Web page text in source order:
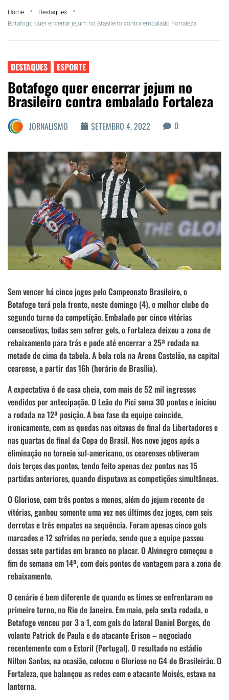
FLA Araru 2026
Região dos Lagos
Agenda Cultural
Colunistas
Matérias Exclusivas
Home
Destaques
Botafogo quer encerrar jejum no Brasileiro contra embalado Fortaleza
DESTAQUES ESPORTE
Botafogo quer encerrar jejum no
Brasileiro contra embalado Fortaleza
JORNALISMO SETEMBRO 4, 2022 0
Sem vencer há cinco jogos pelo Campeonato Brasileiro, o
Botafogo terá pela frente, neste domingo (4), o melhor clube do
segundo turno da competição. Embalado por cinco vitórias
consecutivas, todas sem sofrer gols, o Fortaleza deixou a zona de
rebaixamento para trás e pode até encerrar a 25ª rodada na
metade de cima da tabela. A bola rola na Arena Castelão, na capital
cearense, a partir das 16h (horário de Brasília).
A expectativa é de casa cheia, com mais de 52 mil ingressos
vendidos por antecipação. O Leão do Pici soma 30 pontos e iniciou
a rodada na 12ª posição. A boa fase da equipe coincide,
ironicamente, com as quedas nas oitavas de final da Libertadores e
nas quartas de final da Copa do Brasil. Nos nove jogos após a
eliminação no torneio sul-americano, os cearenses obtiveram
dois terços dos pontos, tendo feito apenas dez pontos nas 15
partidas anteriores, quando disputava as competições simultâneas.
O Glorioso, com três pontos a menos, além do jejum recente de
vitórias, ganhou somente uma vez nos últimos dez jogos, com seis
derrotas e três empates na sequência. Foram apenas cinco gols
marcados e 12 sofridos no período, sendo que a equipe passou
dessas sete partidas em branco no placar. O Alvinegro começou o
fim de semana em 14º, com dois pontos de vantagem para a zona de
rebaixamento.
O cenário é bem diferente de quando os times se enfrentaram no
primeiro turno, no Rio de Janeiro. Em maio, pela sexta rodada, o
Botafogo venceu por 3 a 1, com gols do lateral Daniel Borges, do
volante Patrick de Paula e do atacante Erison – negociado
recentemente com o Estoril (Portugal). O resultado no estádio
Nilton Santos, na ocasião, colocou o Glorioso no G4 do Brasileirão. O
Fortaleza, que balançou as redes com o atacante Moisés, estava na
lanterna.